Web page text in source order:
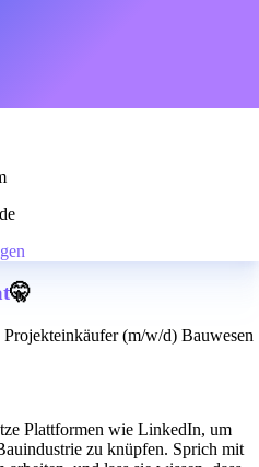
🤫
(m/w/d) Bauwesen
Plattformen wie LinkedIn, um
zu knüpfen. Sprich mit